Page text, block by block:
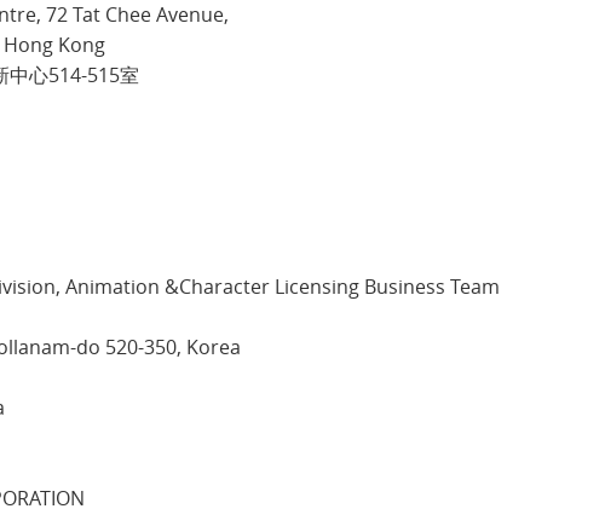
72 Tat Chee Avenue,
Kong
514-515室
Animation &Character Licensing Business Team
do 520-350, Korea